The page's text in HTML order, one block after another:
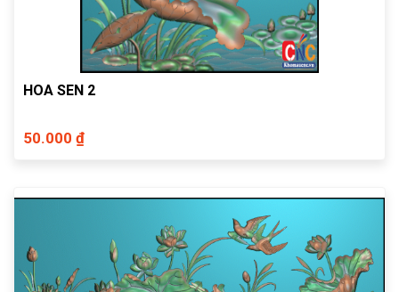
HOA SEN 2
50.000 ₫